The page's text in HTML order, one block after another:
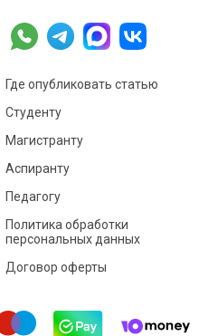
Где опубликовать статью
Студенту
Магистранту
Аспиранту
Педагогу
Политика обработки
персональных данных
Договор оферты